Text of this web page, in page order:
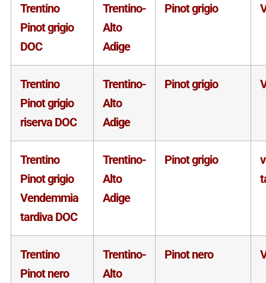
Trentino
Pinot grigio
DOC
Trentino-
Alto
Adige
Pinot grigio
Trentino
Pinot grigio
riserva DOC
Trentino-
Alto
Adige
Pinot grigio
Trentino
Pinot grigio
Vendemmia
tardiva DOC
Trentino-
Alto
Adige
Pinot grigio
Trentino
Pinot nero
Trentino-
Alto
Pinot nero